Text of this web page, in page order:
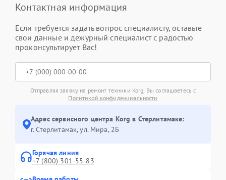
Контактная информация
Если требуется задать вопрос специалисту, оставьте
свои данные и дежурный специалист с радостью
проконсультирует Вас!
Отправляя заявку на ремонт техники Korg, Вы соглашаетесь с
Политикой конфиденциальности
Адрес сервисного центра Korg в Стерлитамаке:
г. Стерлитамак, ул. Мира, 2Б
Горячая линия
+7 (800) 301-55-83